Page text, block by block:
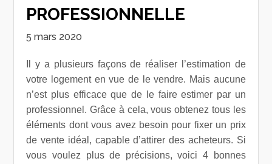
PROFESSIONNELLE
5 mars 2020
Il y a plusieurs façons de réaliser l’estimation de
votre logement en vue de le vendre. Mais aucune
n’est plus efficace que de le faire estimer par un
professionnel. Grâce à cela, vous obtenez tous les
éléments dont vous avez besoin pour fixer un prix
de vente idéal, capable d’attirer des acheteurs. Si
vous voulez plus de précisions, voici 4 bonnes